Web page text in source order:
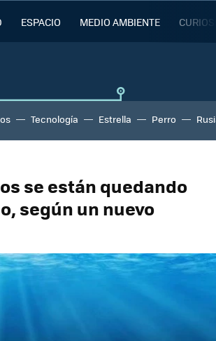
ESPACIO MEDIO AMBIENTE
Tecnología Estrella Perro
se están quedando
según un nuevo